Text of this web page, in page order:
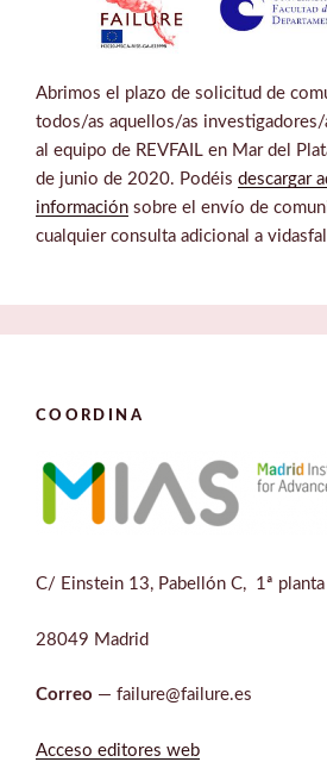
Abrimos el plazo de solicitud de
todos/as aquellos/as investigadores/
al equipo de REVFAIL en Mar del
de junio de 2020. Podéis descargar
información sobre el envío de
cualquier consulta adicional a
COORDINA
C/ Einstein 13, Pabellón C, 1ª planta
28049 Madrid
Correo — failure@failure.es
Acceso editores web